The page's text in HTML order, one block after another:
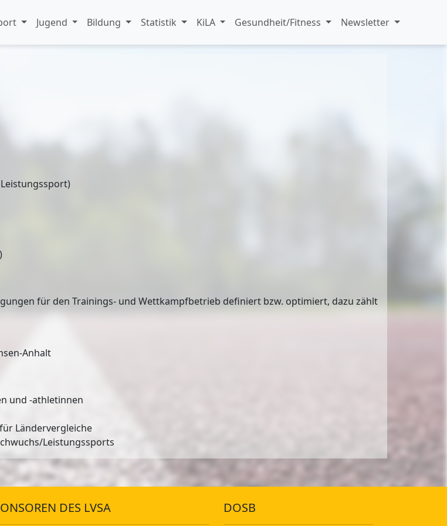
Jugend Bildung Statistik KiLA Gesundheit/Fitness Newsletter
für den Trainings- und Wettkampfbetrieb definiert bzw. optimiert, dazu zählt
Anhalt
und -athletinnen
Ländervergleiche
Leistungssports
DES LVSA DOSB